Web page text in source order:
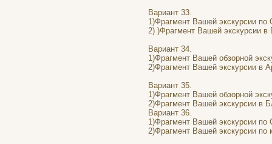
Вариант 33.
1)Фрагмент Вашей экскурсии по
2) )Фрагмент Вашей экскурсии
Вариант 34.
1)Фрагмент Вашей обзорной
2)Фрагмент Вашей экскурсии в
Вариант 35.
1)Фрагмент Вашей обзорной
2)Фрагмент Вашей экскурсии в
Вариант 36.
1)Фрагмент Вашей экскурсии по
2)Фрагмент Вашей экскурсии